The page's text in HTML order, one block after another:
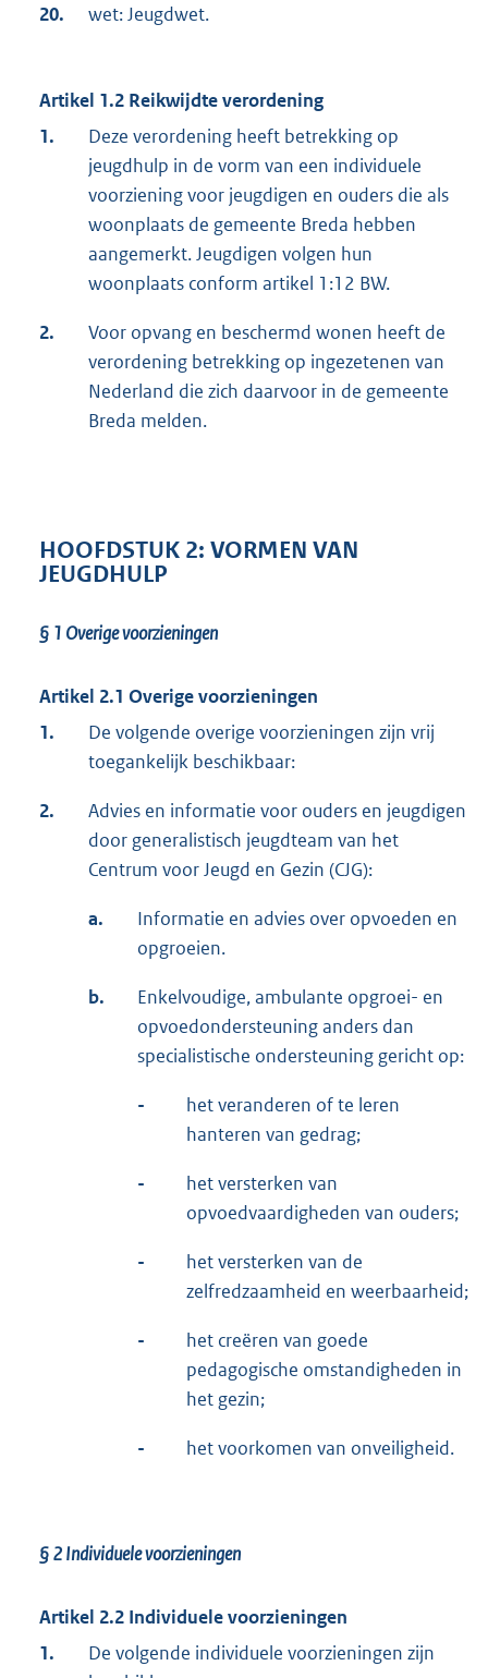
20. wet: Jeugdwet.
Artikel 1.2 Reikwijdte verordening
1.
Deze verordening heeft betrekking op
jeugdhulp in de vorm van een individuele
voorziening voor jeugdigen en ouders die als
woonplaats de gemeente Breda hebben
aangemerkt. Jeugdigen volgen hun
woonplaats conform artikel 1:12 BW.
2.
Voor opvang en beschermd wonen heeft de
verordening betrekking op ingezetenen van
Nederland die zich daarvoor in de gemeente
Breda melden.
HOOFDSTUK 2: VORMEN VAN
JEUGDHULP
§ 1 Overige voorzieningen
Artikel 2.1 Overige voorzieningen
1.
De volgende overige voorzieningen zijn vrij
toegankelijk beschikbaar:
2.
Advies en informatie voor ouders en jeugdigen
door generalistisch jeugdteam van het
Centrum voor Jeugd en Gezin (CJG):
a.
Informatie en advies over opvoeden en
opgroeien.
b.
Enkelvoudige, ambulante opgroei- en
opvoedondersteuning anders dan
specialistische ondersteuning gericht op:
-
het veranderen of te leren
hanteren van gedrag;
-
het versterken van
opvoedvaardigheden van ouders;
-
het versterken van de
zelfredzaamheid en weerbaarheid;
-
het creëren van goede
pedagogische omstandigheden in
het gezin;
- het voorkomen van onveiligheid.
§ 2Individuele voorzieningen
Artikel 2.2 Individuele voorzieningen
1.
De volgende individuele voorzieningen zijn